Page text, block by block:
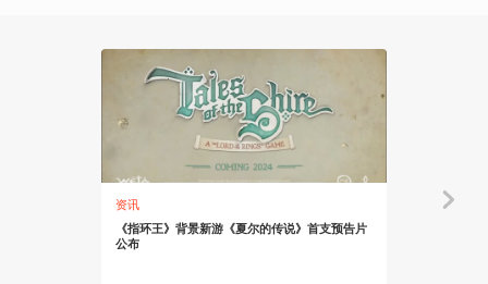
资讯
《指环王》背景新游《夏尔的传说》首支预告片
公布
知识挖掘机